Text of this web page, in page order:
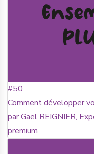
#50
Comment développer
par Gaël REIGNIER,
premium